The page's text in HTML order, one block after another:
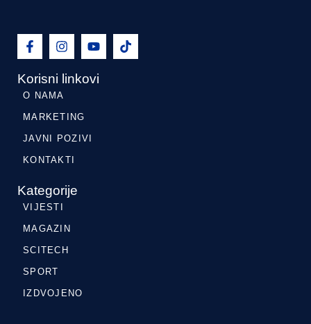
Korisni linkovi
O NAMA
MARKETING
JAVNI POZIVI
KONTAKTI
Kategorije
VIJESTI
MAGAZIN
SCITECH
SPORT
IZDVOJENO